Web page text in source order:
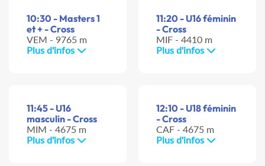
10:30 - Masters 1
et + - Cross
VEM - 9765 m
Plus d'infos
11:20 - U16 féminin
- Cross
MIF - 4410 m
Plus d'infos
11:45 - U16
masculin - Cross
MIM - 4675 m
Plus d'infos
12:10 - U18 féminin
- Cross
CAF - 4675 m
Plus d'infos